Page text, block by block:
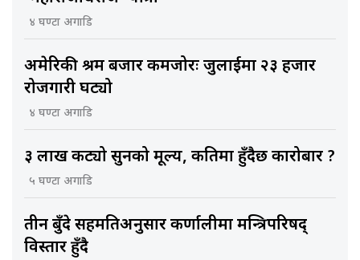
४ घण्टा अगाडि
अमेरिकी श्रम बजार कमजोरः जुलाईमा २३ हजार
रोजगारी घट्यो
४ घण्टा अगाडि
३ लाख कट्यो सुनको मूल्य, कतिमा हुँदैछ कारोबार ?
५ घण्टा अगाडि
तीन बुँदे सहमतिअनुसार कर्णालीमा मन्त्रिपरिषद्
विस्तार हुँदै